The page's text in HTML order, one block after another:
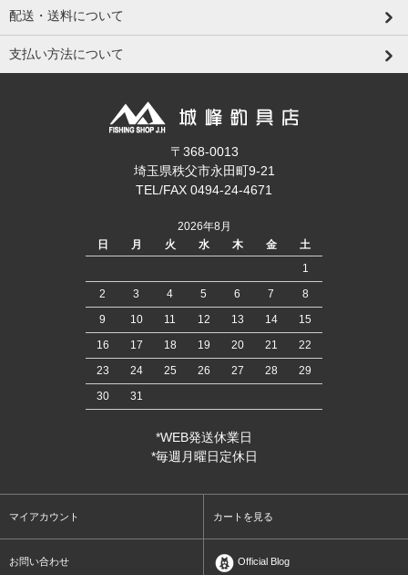
配送・送料について
支払い方法について
〒368-0013
埼玉県秩父市永田町9-21
TEL/FAX 0494-24-4671
2026年8月
日
月 火 水 木 金
土
1
2
3 4 5 6 7
8
9
10 11 12 13 14
15
16
17 18 19 20 21
22
23
24 25 26 27 28
29
30
31
*WEB発送休業日
*毎週月曜日定休日
マイアカウント カートを見る
お問い合わせ Official Blog